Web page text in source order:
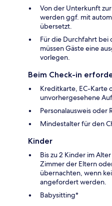
Von der Unterkunft
werden ggf. mit
übersetzt.
Für die Durchfahrt bei
müssen Gäste eine
vorlegen.
Beim Check-in
Kreditkarte, EC-Karte
unvorhergesehene
Personalausweis oder
Mindestalter für den
Kinder
Bis zu 2 Kinder im
Zimmer der Eltern
übernachten, wenn
angefordert werden.
Babysitting*